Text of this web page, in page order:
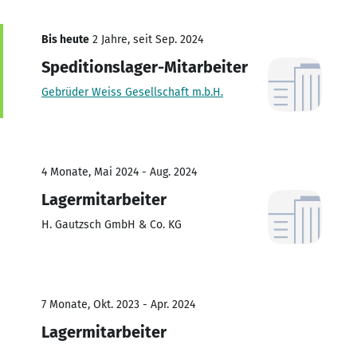
Bis heute 2 Jahre, seit Sep. 2024
Speditionslager-Mitarbeiter
Gebrüder Weiss Gesellschaft m.b.H.
4 Monate, Mai 2024 - Aug. 2024
Lagermitarbeiter
H. Gautzsch GmbH & Co. KG
7 Monate, Okt. 2023 - Apr. 2024
Lagermitarbeiter